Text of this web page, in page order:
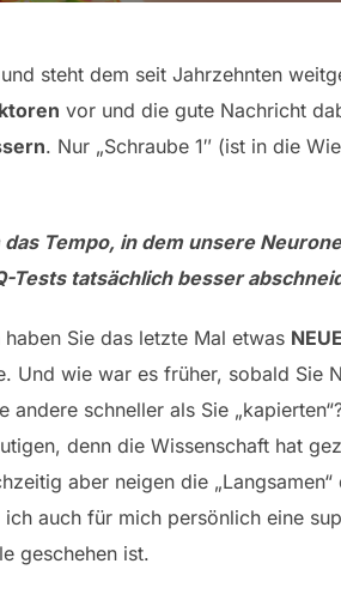
steht dem seit Jahrzehnten
vor und die gute Nachricht
. Nur „Schraube 1″ (ist in die
Tem­po, in dem unsere
Tests tatsächlich besser
haben Sie das letzte Mal etwas
Und wie war es früher, sobald Sie
schneller als Sie
denn die Wissenschaft hat
aber neigen die „Langsamen“
auch für mich persönlich eine
geschehen ist.